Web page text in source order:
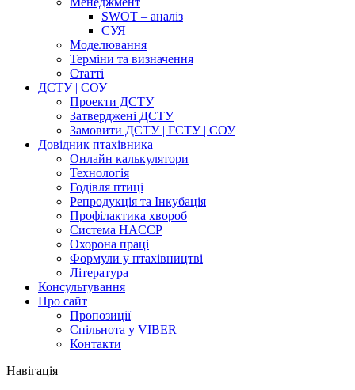
SWOT – аналіз
СУЯ
Моделювання
Терміни та визначення
Cтатті
ДСТУ | СОУ
Проекти ДСТУ
Затверджені ДСТУ
Замовити ДСТУ | ГСТУ | СОУ
Довідник птахівника
Онлайн калькулятори
Технологія
Годівля птиці
Репродукція та Інкубація
Профілактика хвороб
Система HACCP
Охорона праці
Формули у птахівництві
Література
Консультування
Про сайт
Пропозиції
Спільнота у VIBER
Контакти
Навігація